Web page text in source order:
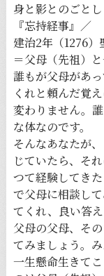
身と影とのごとし
『忘持経事』／
建治2年（1276
＝父母（先祖）
誰もが父母があ
くれと頼んだ覚
変わりません。
な体なのです。
そんなあなたが
じていたら、そ
つて経験してき
で父母に相談し
てくれ、良い答
父母の父母、そ
てみましょう。
一生懸命生きて